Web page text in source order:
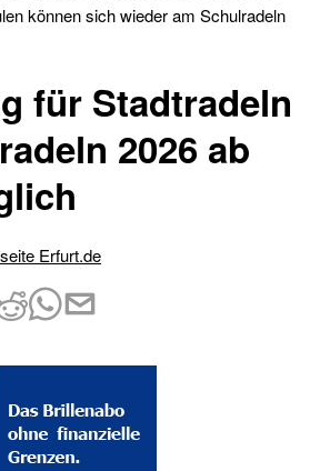
können sich wieder am Schulradeln
für Stadtradeln
2026 ab
Erfurt.de